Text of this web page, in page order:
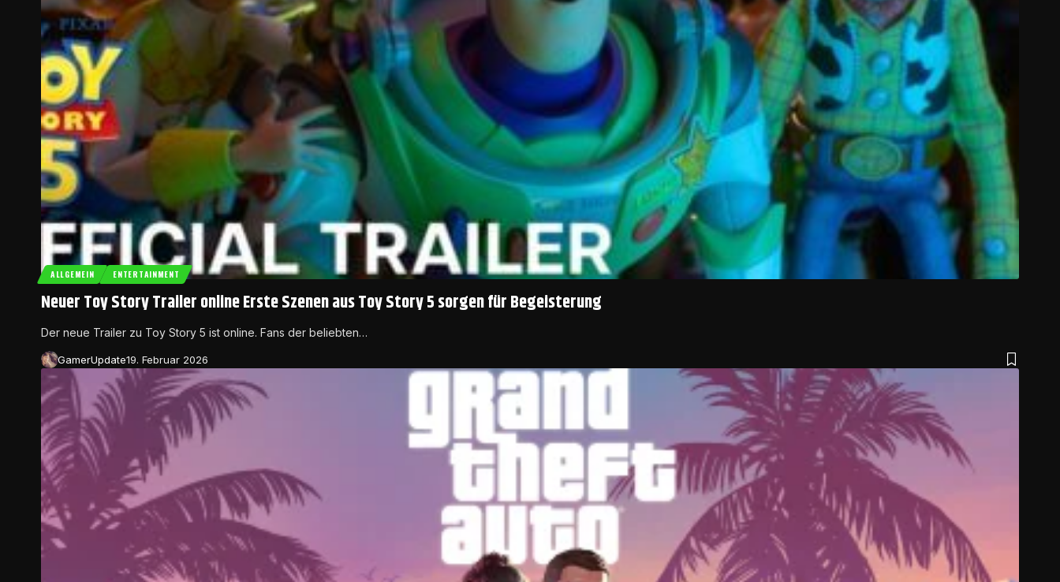
ALLGEMEIN ENTERTAINMENT
Neuer Toy Story Trailer online Erste Szenen aus Toy Story 5 sorgen für Begeisterung
Der neue Trailer zu Toy Story 5 ist online. Fans der beliebten…
GamerUpdate19. Februar 2026